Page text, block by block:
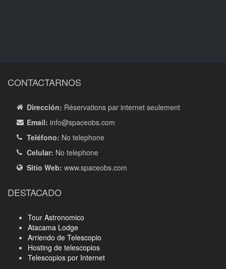
CONTACTARNOS
Dirección: Réservations par internet seulement
Email: info@spaceobs.com
Teléfono: No telephone
Celular: No telephone
Sitio Web: www.spaceobs.com
DESTACADO
Tour Astronomico
Atacama Lodge
Arriendo de Telescopio
Hosting de telescopios
Telescopios por Internet